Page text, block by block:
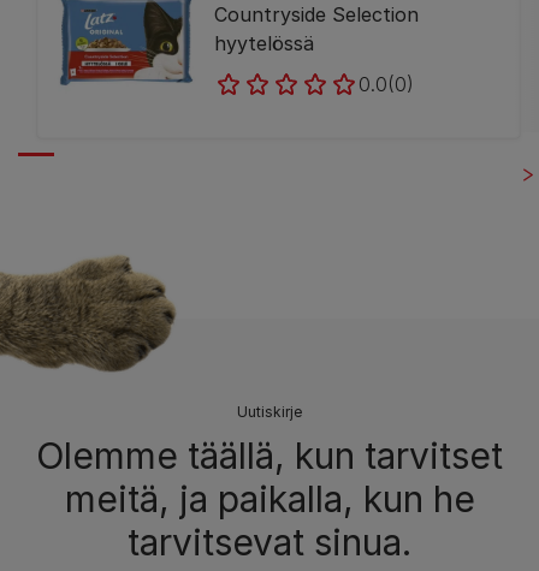
Countryside Selection
hyytelössä
0.0(0)
Uutiskirje
Olemme täällä, kun tarvitset
meitä, ja paikalla, kun he
tarvitsevat sinua.